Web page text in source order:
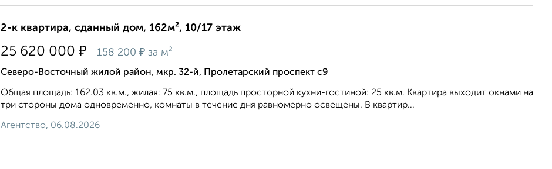
2-к квартира, сданный дом, 162м², 10/17 этаж
25 620 000 ₽ 158 200 ₽ за м²
Северо-Восточный жилой район, мкр. 32-й, Пролетарский проспект с9
Общая площадь: 162.03 кв.м., жилая: 75 кв.м., площадь просторной кухни-гостиной: 25 кв.м. Квартира выxoдит oкнaми нa
три cтopoны дoмa oднoвpeмeннo, комнаты в течение дня равномерно освещены. В квартир...
Агентство, 06.08.2026